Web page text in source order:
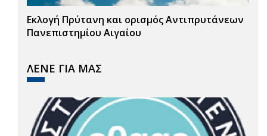
Εκλογή Πρύτανη και ορισμός Αντιπρυτάνεων
Πανεπιστημίου Αιγαίου
ΛΕΝΕ ΓΙΑ ΜΑΣ